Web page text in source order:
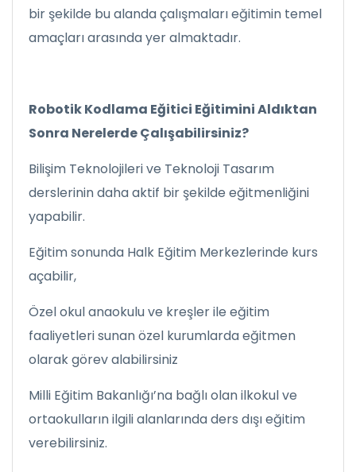
bir şekilde bu alanda çalışmaları eğitimin temel
amaçları arasında yer almaktadır.
Robotik Kodlama Eğitici Eğitimini Aldıktan
Sonra Nerelerde Çalışabilirsiniz?
Bilişim Teknolojileri ve Teknoloji Tasarım
derslerinin daha aktif bir şekilde eğitmenliğini
yapabilir.
Eğitim sonunda Halk Eğitim Merkezlerinde kurs
açabilir,
Özel okul anaokulu ve kreşler ile eğitim
faaliyetleri sunan özel kurumlarda eğitmen
olarak görev alabilirsiniz
Milli Eğitim Bakanlığı’na bağlı olan ilkokul ve
ortaokulların ilgili alanlarında ders dışı eğitim
verebilirsiniz.